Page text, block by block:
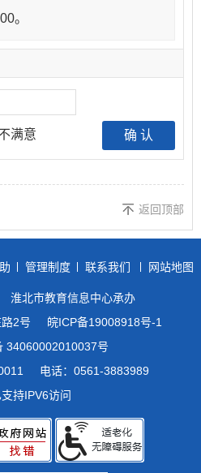
。
满意
返回顶部
管理制度 联系我们 网站地图
淮北市教育信息中心承办
2号
皖ICP备19008918号-1
34060002010037号
电话：0561-3883989
持IPV6访问